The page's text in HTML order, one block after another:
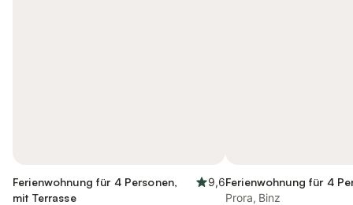
Ferienwohnung für 4 Personen,
mit Terrasse
9,6Ferienwohnung für 4
Prora, Binz